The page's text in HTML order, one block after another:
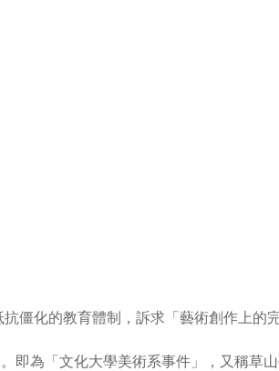
僵化的教育體制，訴求「藝術創作上的
為「文化大學美術系事件」，又稱草山